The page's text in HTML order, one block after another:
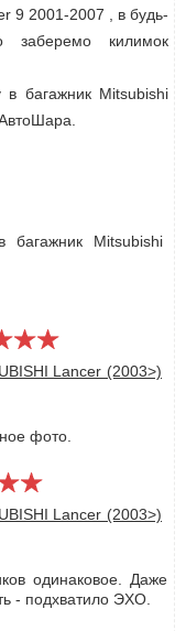
9 2001-2007 , в будь-
заберемо килимок
в багажник Mitsubishi
багажник Mitsubishi
Lancer (2003>)
фото.
Lancer (2003>)
одинаковое. Даже
- подхватило ЭХО.